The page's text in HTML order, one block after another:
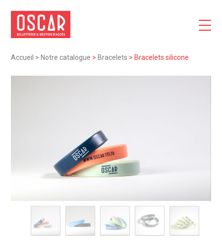
Accueil > Notre catalogue > Bracelets > Bracelets silicone